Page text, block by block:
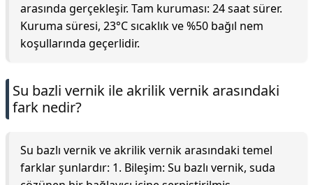
arasında gerçekleşir. Tam kuruması: 24 saat sürer.
Kuruma süresi, 23°C sıcaklık ve %50 bağıl nem
koşullarında geçerlidir.
Su bazli vernik ile akrilik vernik arasındaki
fark nedir?
Su bazlı vernik ve akrilik vernik arasındaki temel
farklar şunlardır: 1. Bileşim: Su bazlı vernik, suda